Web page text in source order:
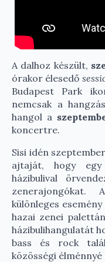
A dalhoz készült,
órakor élesedő
Budapest Park
nemcsak a
hangol a
koncertre.
Sisi idén
ajtaját, hogy egy
házibulival
különleges
hazai zenei
házibulihangulatát
bass és rock
közösségi